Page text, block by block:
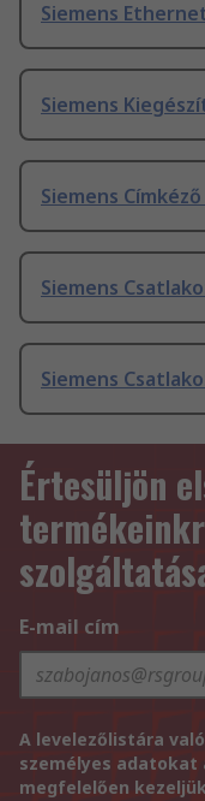
Siemens
Siemens
Siemens Címkéző
Siemens
Siemens
Értesüljön
E-mail cím
A levelezőlistára
személyes adatokat
megfelelően